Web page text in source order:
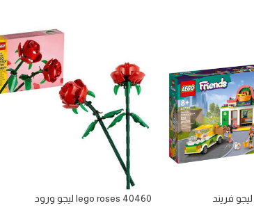
lego roses 40460 ليجو ورود